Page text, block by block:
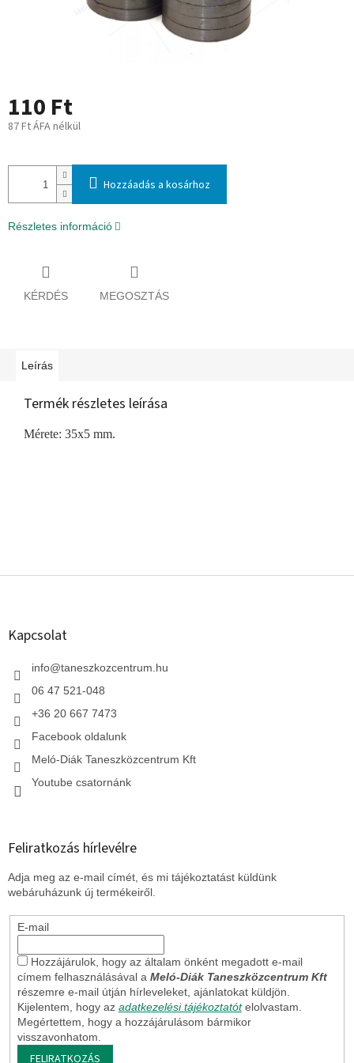
110 Ft
87 Ft ÁFA nélkül
Hozzáadás a kosárhoz
Részletes információ
KÉRDÉS MEGOSZTÁS
Leírás
Termék részletes leírása
Mérete: 35x5 mm.
L
Kapcsolat
info@taneszkozcentrum.hu
06 47 521-048
+36 20 667 7473
Facebook oldalunk
Meló-Diák Taneszközcentrum Kft
Youtube csatornánk
Feliratkozás hírlevélre
Adja meg az e-mail címét, és mi tájékoztatást küldünk
webáruházunk új termékeiről.
E-mail
Hozzájárulok, hogy az általam önként megadott e-mail
címem felhasználásával a Meló-Diák Taneszközcentrum Kft
részemre e-mail útján hírleveleket, ajánlatokat küldjön.
Kijelentem, hogy az adatkezelési tájékoztatót elolvastam.
Megértettem, hogy a hozzájárulásom bármikor
visszavonhatom.
FELIRATKOZÁS